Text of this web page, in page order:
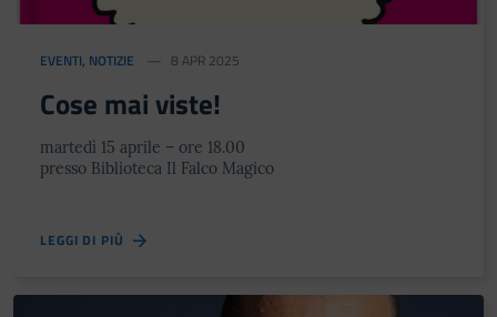
EVENTI, NOTIZIE 8 APR 2025
Cose mai viste!
martedì 15 aprile – ore 18.00
presso Biblioteca Il Falco Magico
LEGGI DI PIÙ